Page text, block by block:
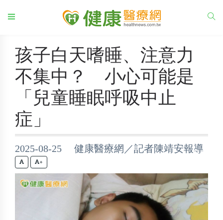
孩子白天嗜睡、注意力
不集中？ 小心可能是
「兒童睡眠呼吸中止
症」
2025-08-25 健康醫療網／記者陳靖安報導
+